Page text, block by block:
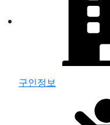
구인정보